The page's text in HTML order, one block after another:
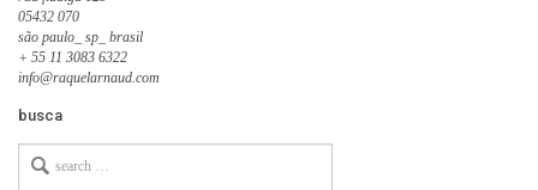
05432 070
são paulo_ sp_ brasil
+ 55 11 3083 6322
info@raquelarnaud.com
busca
for